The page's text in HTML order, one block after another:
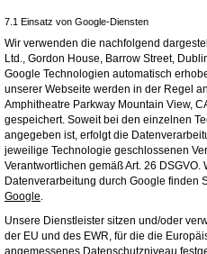
7.1 Einsatz von Google-Diensten
Wir verwenden die nachfolgend
Ltd., Gordon House, Barrow Street,
Google Technologien automatisch
unserer Webseite werden in der Regel
Amphitheatre Parkway Mountain View,
gespeichert. Soweit bei den einzelnen
angegeben ist, erfolgt die
jeweilige Technologie geschlossenen
Verantwortlichen gemäß Art. 26
Datenverarbeitung durch Google finden
Google.
Unsere Dienstleister sitzen und/oder
der EU und des EWR, für die die
angemessenes Datenschutzniveau